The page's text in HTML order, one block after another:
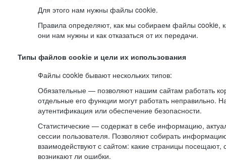
Для этого нам нужны файлы cookie.
Правила определяют, как мы собираем файлы cookie,
они нам нужны и как отказаться от их передачи.
Типы файлов cookie и цели их использования
Файлы cookie бывают нескольких типов:
Обязательные — позволяют нашим сайтам работать
отдельные его функции могут работать неправильно.
аутентификация или обеспечение безопасности.
Статистические — содержат в себе информацию,
сессии пользователя. Позволяют собирать
взаимодействуют с сайтом: какие страницы посещают,
возникают ли ошибки.